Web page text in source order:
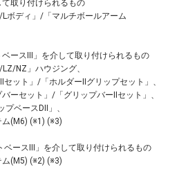
取り付けられるもの
ボディ」/「マルチボールアーム
ースIII」を介して取り付けられるもの
NZ」ハウジング、
ット」/「ホルダーIIグリップセット」、
ーセット」/「グリップバーIIセット」、
ベースDII」、
(M6) (※1) (※3)
ースIII」を介して取り付けられるもの
(M5) (※2) (※3)